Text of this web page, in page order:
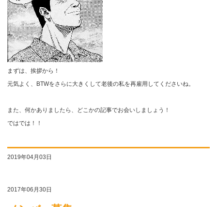
まずは、挨拶から！
元気よく、BTWをさらに大きくして老後の私を再雇用してくださいね。
また、何かありましたら、どこかの記事でお会いしましょう！
ではでは！！
2019年04月03日
2017年06月30日